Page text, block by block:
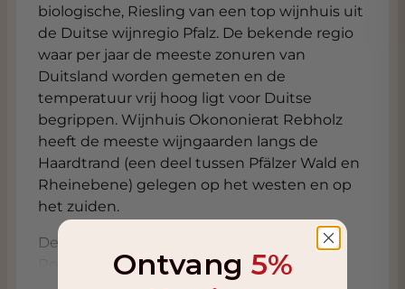
biologische, Riesling van een top wijnhuis uit
de Duitse wijnregio Pfalz. De bekende regio
waar per jaar de meeste zonuren van
Duitsland worden gemeten en de
temperatuur vrij hoog ligt voor Duitse
begrippen. Wijnhuis Okononierat Rebholz
heeft de meeste wijngaarden langs de
Haardtrand (een deel tussen Pfälzer Wald en
Rheinebene) gelegen op het westen en op
het zuiden.
De Ökonomierat Rebholz Riesling Vom
Rotliegenden trocken is een typische
Ontvang 5%